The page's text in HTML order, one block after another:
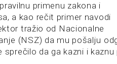
primenu zakona i
a kao rečit primer navodi
tražio od Nacionalne
(NSZ) da mu pošalju
da ga kazni i kaznu